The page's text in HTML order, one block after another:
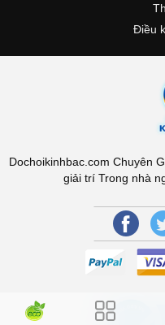
Điều
Dochoikinhbac.com Chuyên
giải trí Trong nhà